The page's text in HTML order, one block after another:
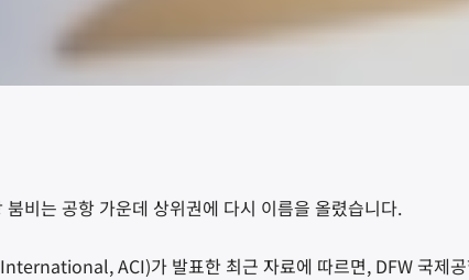
비는 공항 가운데 상위권에 다시 이름을 올렸습니다.
ACI)가 발표한 최근 자료에 따르면, DFW국제